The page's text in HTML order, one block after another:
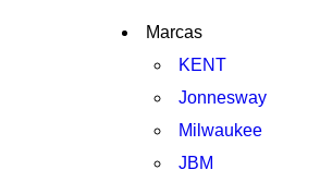
Marcas
KENT
Jonnesway
Milwaukee
JBM